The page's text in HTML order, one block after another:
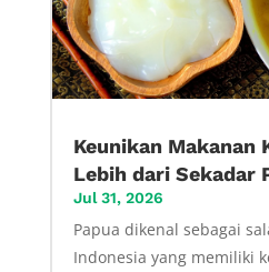
Keunikan Makanan
Lebih dari Sekadar
Jul 31, 2026
Papua dikenal sebagai
Indonesia yang memiliki